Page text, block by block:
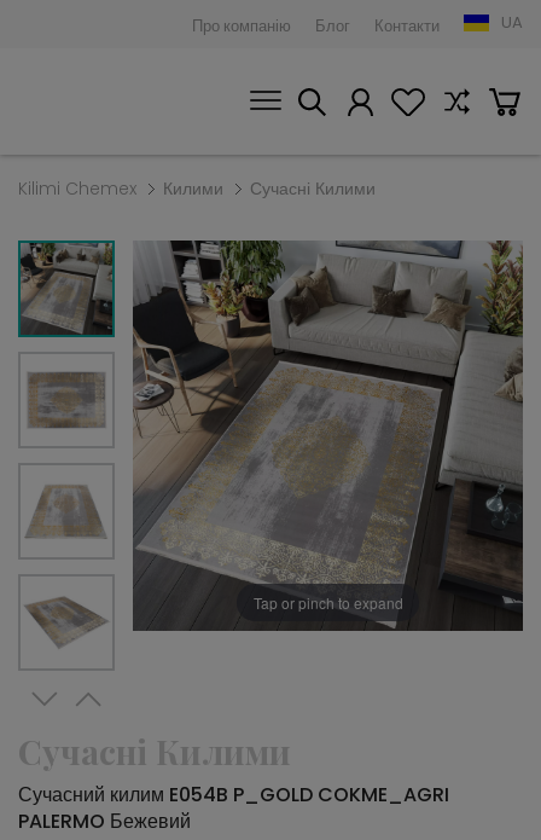
Про компанію Блог Контакти UA
Kilimi Chemex Килими Сучасні Килими
Tap or pinch to expand
Сучасні Килими
Сучасний килим E054B P_GOLD COKME_AGRI
PALERMO Бежевий